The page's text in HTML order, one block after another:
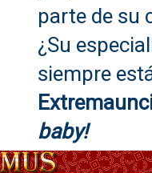
parte de su
¿Su
siempre
baby!